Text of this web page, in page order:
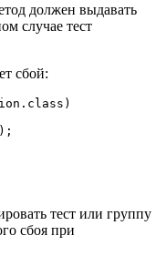
должен выдавать
случае тест
сбой:
тест или группу
сбоя при